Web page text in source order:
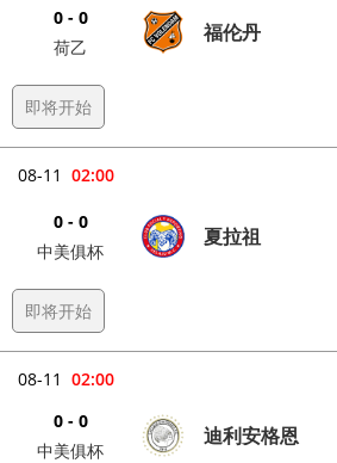
0 - 0
荷乙
福伦丹
即将开始
02:00
08-11
0 - 0
中美俱杯
夏拉祖
即将开始
02:00
08-11
0 - 0
中美俱杯
迪利安格恩